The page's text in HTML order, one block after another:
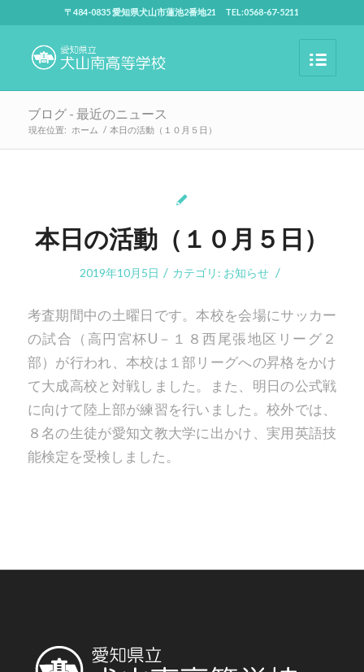
〒484-0835 愛知県犬山市蓮池2番地21 TEL:0568-67-5211
ブログ - 最近のニュース
現在位置: ホーム / 本日の活動（１０月５日）
本日の活動（１０月５日）
2019年10月5日 / カテゴリ: お知らせ /
考査期間中の土曜日です。本校を会場にサッカー
の試合（高円宮杯U－１８西尾張地区リーグ２
部）が行われ、本校は１部リーグへの昇格をかけ
て大成高校と対戦しました。また、明日の公式戦
に向けて陸上部が練習を行いました。校外では、
８名の生徒が愛知文教大学に出かけ、実用英語技
能検定を受検しました。